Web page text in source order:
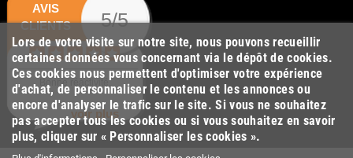
Lors de votre visite sur notre site, nous pouvons recueillir
certaines données vous concernant via le dépôt de cookies.
Ces cookies nous permettent d'optimiser votre expérience
d'achat, de personnaliser le contenu et les annonces ou
encore d'analyser le trafic sur le site. Si vous ne souhaitez
pas accepter tous les cookies ou si vous souhaitez en savoir
plus, cliquer sur « Personnaliser les cookies ».
AVIS
CLIENTS
5/5
Bonne réactivité.
voir plus